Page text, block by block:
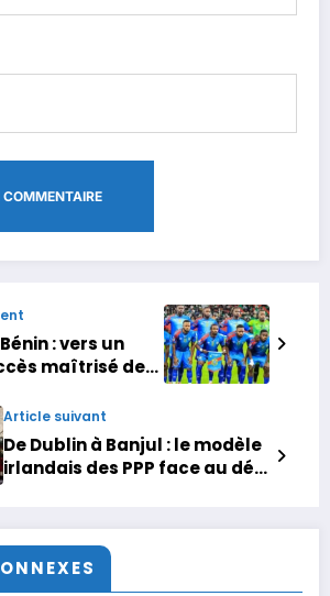
: vers un
maîtrisé des
Article suivant
De Dublin à Banjul : le modèle
irlandais des PPP face au défi